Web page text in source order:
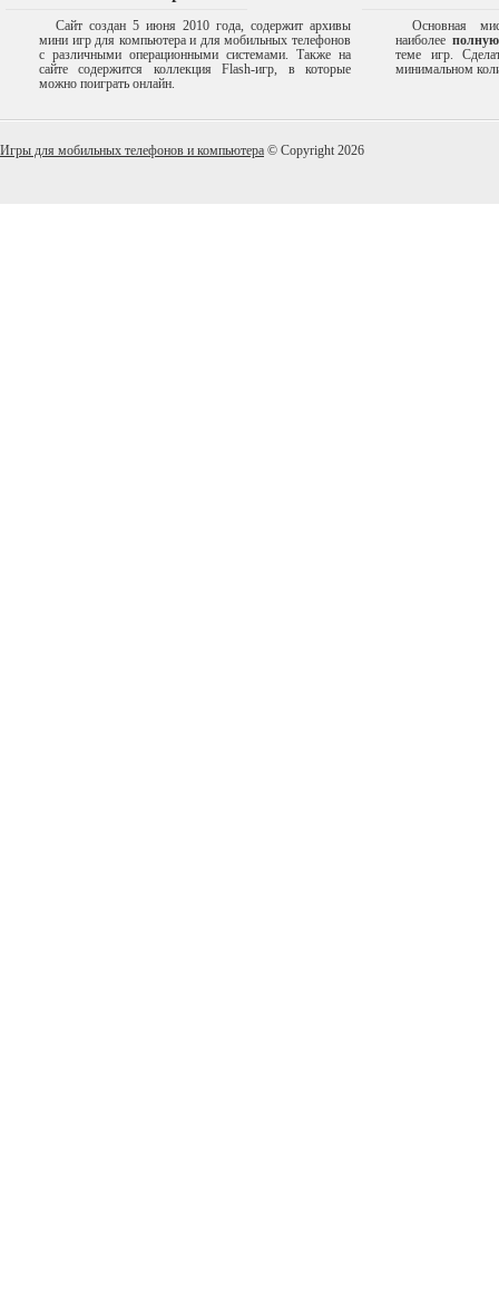
Сайт создан 5 июня 2010 года, содержит архивы
мини игр для компьютера и для мобильных телефонов
с различными операционными системами. Также на
сайте содержится коллекция Flash-игр, в которые
можно поиграть онлайн.
Основная
наиболее
теме игр.
минимальном
Игры для мобильных телефонов и компьютера © Copyright 2026